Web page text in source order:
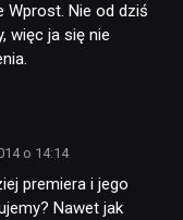
Wprost. Nie od dziś
więc ja się nie
o 14:14
premiera i jego
Nawet jak